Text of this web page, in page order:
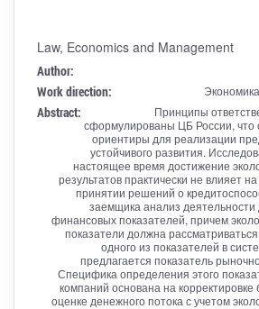
Law, Economics and Management
Author:
Work direction:
Abstract:
Принципы
сформулированы ЦБ России, что
ориентиры для реализации
устойчивого развития.
настоящее время достижение
результатов практически не влияет
принятии решений о
заемщика анализ
финансовых показателей, причем
показатели должна
одного из показателей в
предлагается показатель
Специфика определения этого
компаний основана на корректировке
оценке денежного потока с учетом